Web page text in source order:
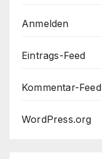
Anmelden
Eintrags-Feed
Kommentar-Feed
WordPress.org